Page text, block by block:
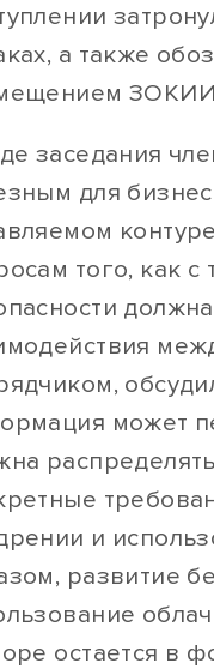
а также
ЗОКИИ
заседания
для
того, как
может
и
развитие
остается в